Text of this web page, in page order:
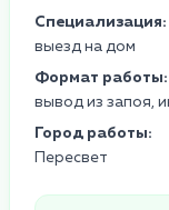
Специализация:
выезд на дом
Формат работы:
вывод из запоя,
Город работы:
Пересвет